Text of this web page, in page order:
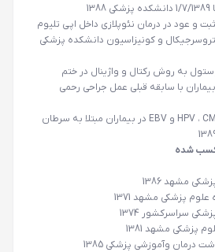
و عود در درمان نئوپلازی داخل اپی تلیوم
و کونیزاسیون دانشکده پزشکی
به روش رکتال و واژینال در ختم
با سابقه قبلی عمل جراحی رحمی
بررسی همزمانی عفونتهای HPV ، CMV و EBV در بیماران مبتلا به سرطان
کسب شده
مشهد 1386
پزشکی مشهد 1371
سراسرکشور 1374
پزشکی مشهد 1381
درمان وآموزشی پزشکی 1385